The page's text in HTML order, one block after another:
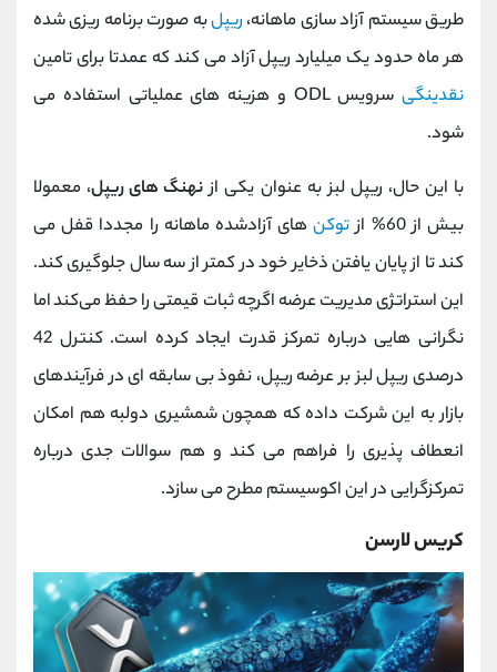
طریق سیستم آزاد سازی ماهانه، ریپلبه صورت برنامه ‌ریزی شده
هر ماه حدود یک میلیارد ریپل آزاد می کند که عمدتا برای تامین
نقدینگی
سرویس ODL و هزینه‌ های عملیاتی استفاده می
‌شود.
با این حال، ریپل لبز به عنوان یکی ازنهنگ های ریپل، معمولا
بیش از 60% از
توکن‌های آزادشده ماهانه را مجددا قفل می
‌کند تا از پایان یافتن ذخایر خود در کمتر از سه سال جلوگیری کند.
این استراتژی مدیریت عرضه اگرچه ثبات قیمتی را حفظ می‌کند اما
نگرانی‌ هایی درباره تمرکز قدرت ایجاد کرده است. کنترل 42
درصدی ریپل لبز بر عرضه ریپل، نفوذ بی ‌سابقه‌ ای در فرآیندهای
بازار به این شرکت داده که همچون شمشیری دولبه هم امکان
انعطاف ‌پذیری را فراهم می کند و هم سوالات جدی درباره
تمرکزگرایی در این اکوسیستم مطرح می ‌سازد.
کریس لارسن